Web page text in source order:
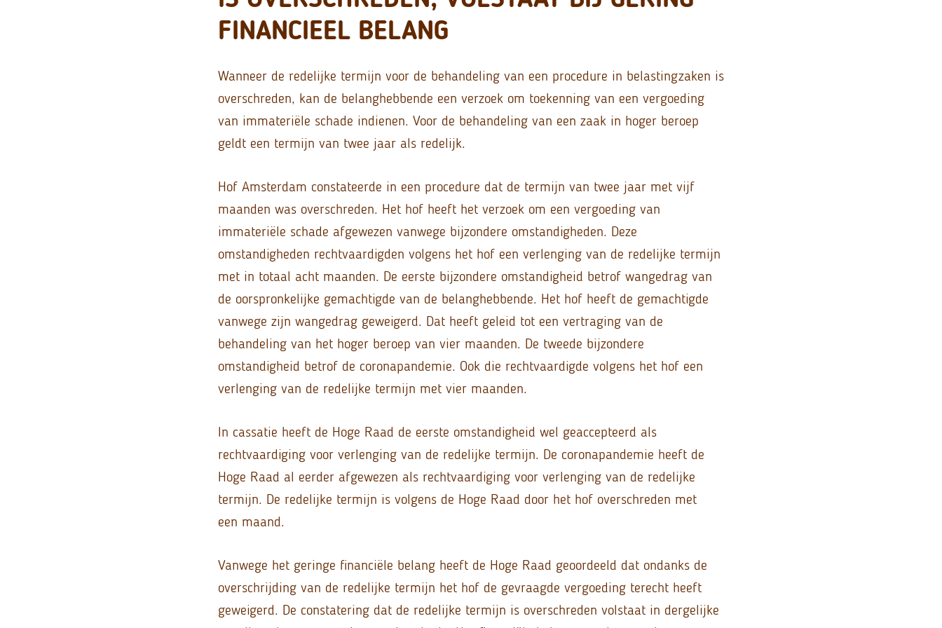
FINANCIEEL BELANG
Wanneer de redelijke termijn voor de behandeling van een procedure in belastingzaken is
overschreden, kan de belanghebbende een verzoek om toekenning van een vergoeding
van immateriële schade indienen. Voor de behandeling van een zaak in hoger beroep
geldt een termijn van twee jaar als redelijk.
Hof Amsterdam constateerde in een procedure dat de termijn van twee jaar met vijf
maanden was overschreden. Het hof heeft het verzoek om een vergoeding van
immateriële schade afgewezen vanwege bijzondere omstandigheden. Deze
omstandigheden rechtvaardigden volgens het hof een verlenging van de redelijke termijn
met in totaal acht maanden. De eerste bijzondere omstandigheid betrof wangedrag van
de oorspronkelijke gemachtigde van de belanghebbende. Het hof heeft de gemachtigde
vanwege zijn wangedrag geweigerd. Dat heeft geleid tot een vertraging van de
behandeling van het hoger beroep van vier maanden. De tweede bijzondere
omstandigheid betrof de coronapandemie. Ook die rechtvaardigde volgens het hof een
verlenging van de redelijke termijn met vier maanden.
In cassatie heeft de Hoge Raad de eerste omstandigheid wel geaccepteerd als
rechtvaardiging voor verlenging van de redelijke termijn. De coronapandemie heeft de
Hoge Raad al eerder afgewezen als rechtvaardiging voor verlenging van de redelijke
termijn. De redelijke termijn is volgens de Hoge Raad door het hof overschreden met
een maand.
Vanwege het geringe financiële belang heeft de Hoge Raad geoordeeld dat ondanks de
overschrijding van de redelijke termijn het hof de gevraagde vergoeding terecht heeft
geweigerd. De constatering dat de redelijke termijn is overschreden volstaat in dergelijke